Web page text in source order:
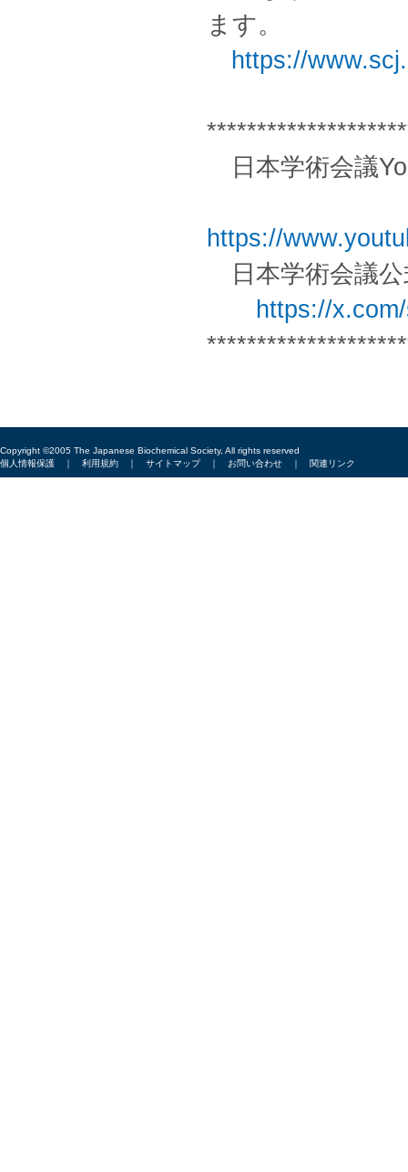
ます。
https://
日本学術会議
https://
日本学術会議公
https://
Copyright ©2005 The Japanese Biochemical Society, All rights reserved
個人情報保護 ｜ 利用規約 ｜ サイトマップ｜ お問い合わせ ｜ 関連リンク